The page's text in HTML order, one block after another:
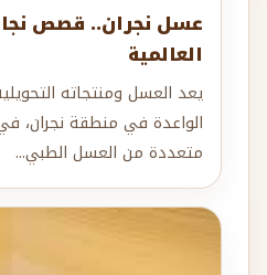
عسل نجران.. قصص
العالمية
يعد العسل ومنتجاته
الواعدة في منطقة نجران،
متعددة من العسل الطبي...